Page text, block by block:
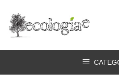
contenuto